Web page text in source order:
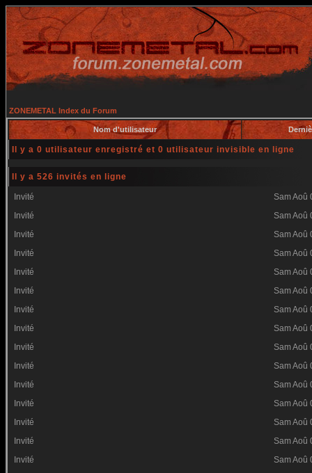
ZONEMETAL Index du Forum
Nom d'utilisateur
Il y a 0 utilisateur enregistré et 0 utilisateur invisible en ligne
Il y a 526 invités en ligne
Invité
Sam Aoû
Invité
Sam Aoû
Invité
Sam Aoû
Invité
Sam Aoû
Invité
Sam Aoû
Invité
Sam Aoû
Invité
Sam Aoû
Invité
Sam Aoû
Invité
Sam Aoû
Invité
Sam Aoû
Invité
Sam Aoû
Invité
Sam Aoû
Invité
Sam Aoû
Invité
Sam Aoû
Invité
Sam Aoû